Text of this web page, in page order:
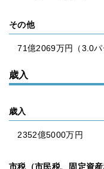
その他
71億2069万円（3.0パ
歳入
歳入
2352億5000万円
市税（市民税、固定資